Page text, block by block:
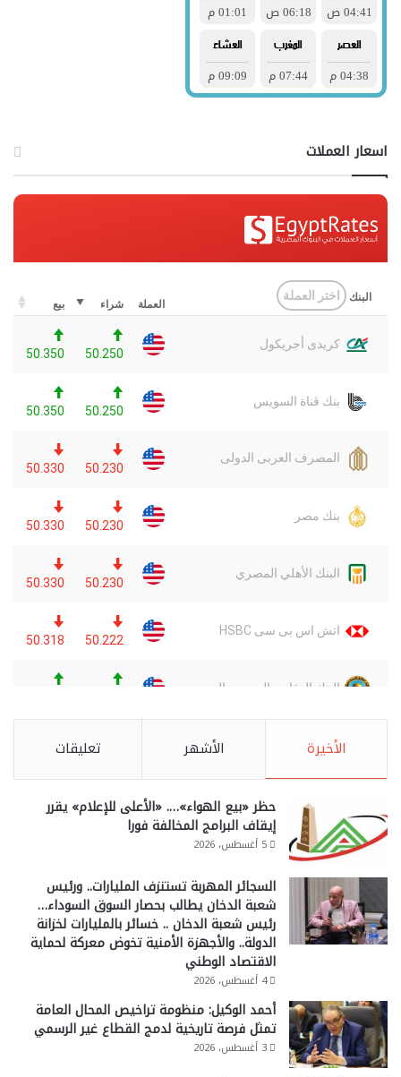
اسعار العملات
الأخيرة الأشهر تعليقات
حظر «بيع الهواء»…. «الأعلى للإعلام» يقرر
إيقاف البرامج المخالفة فورا
5 أغسطس، 2026
السجائر المهربة تستنزف المليارات.. ورئيس
شعبة الدخان يطالب بحصار السوق السوداء…
رئيس شعبة الدخان .. خسائر بالمليارات لخزانة
الدولة.. والأجهزة الأمنية تخوض معركة لحماية
الاقتصاد الوطني
4 أغسطس، 2026
أحمد الوكيل: منظومة تراخيص المحال العامة
تمثل فرصة تاريخية لدمج القطاع غير الرسمي
3 أغسطس، 2026